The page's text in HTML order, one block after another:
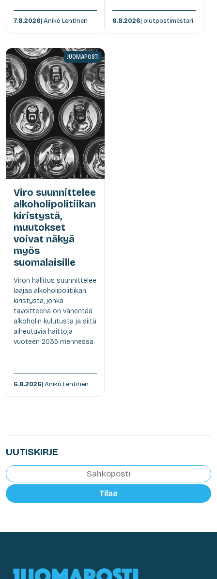
7.8.2026| Anikó Lehtinen 6.8.2026| olutpostimestari
JUOMAPOSTI
Viro suunnittelee
alkoholipolitiikan
kiristystä,
muutokset
voivat näkyä
myös
suomalaisille
Viron hallitus suunnittelee
laajaa alkoholipolitiikan
kiristystä, jonka
tavoitteena on vähentää
alkoholin kulutusta ja siitä
aiheutuvia haittoja
vuoteen 2035 mennessä.
6.8.2026| Anikó Lehtinen
UUTISKIRJE
Tilaa